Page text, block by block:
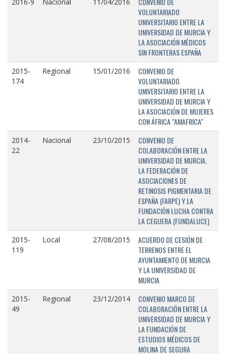
VOLUNTARIADO
UNIVERSITARIO ENTRE LA
UNIVERSIDAD DE MURCIA Y
LA ASOCIACIÓN MÉDICOS
SIN FRONTERAS ESPAÑA
2015-
174
Regional 15/01/2016
CONVENIO DE
VOLUNTARIADO
UNIVERSITARIO ENTRE LA
UNIVERSIDAD DE MURCIA Y
LA ASOCIACIÓN DE MUJERES
CON ÁFRICA "AMAFRICA"
2014-
22
Nacional 23/10/2015
CONVENIO DE
COLABORACIÓN ENTRE LA
UNIVERSIDAD DE MURCIA,
LA FEDERACIÓN DE
ASOCIACIONES DE
RETINOSIS PIGMENTARIA DE
ESPAÑA (FARPE) Y LA
FUNDACIÓN LUCHA CONTRA
LA CEGUERA (FUNDALUCE)
2015-
119
Local 27/08/2015
ACUERDO DE CESIÓN DE
TERRENOS ENTRE EL
AYUNTAMIENTO DE MURCIA
Y LA UNIVERSIDAD DE
MURCIA
2015-
49
Regional 23/12/2014
CONVENIO MARCO DE
COLABORACIÓN ENTRE LA
UNIVERSIDAD DE MURCIA Y
LA FUNDACIÓN DE
ESTUDIOS MÉDICOS DE
MOLINA DE SEGURA